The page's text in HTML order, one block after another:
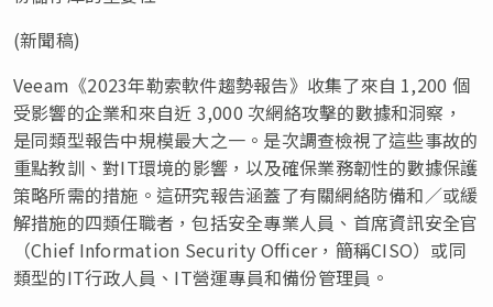
(新聞稿)
Veeam《2023年勒索軟件趨勢報告》收集了來自 1,200 個
受影響的企業和來自近 3,000 次網絡攻擊的數據和洞察，
是同類型報告中規模最大之一。是次調查檢視了這些事故的
重點教訓、對IT環境的影響，以及確保業務韌性的數據保護
策略所需的措施。這研究報告涵蓋了有關網絡防備和／或緩
解措施的四類任職者，包括安全專業人員、首席資訊安全官
（Chief Information Security Officer，簡稱CISO）或同
類型的IT行政人員、IT營運專員和備份管理員。